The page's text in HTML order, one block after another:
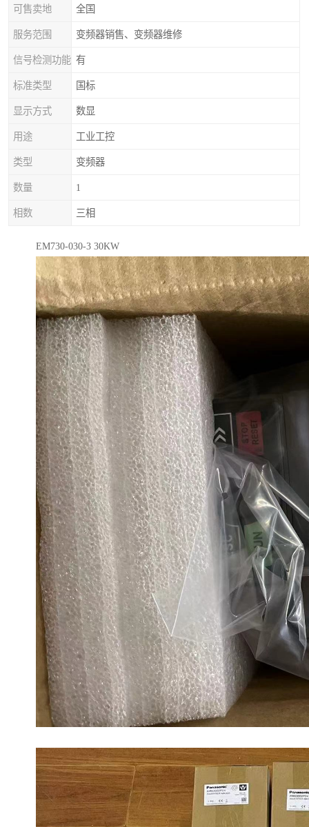
可售卖地 全国
服务范围 变频器销售、变频器维修
信号检测功能 有
标准类型 国标
显示方式 数显
用途 工业工控
类型 变频器
数量 1
相数 三相
EM730-030-3 30KW